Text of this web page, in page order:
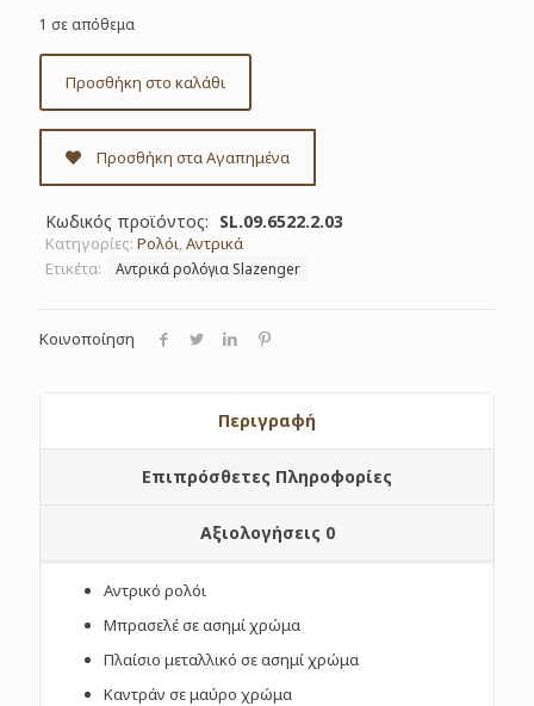
1 σε απόθεμα
Προσθήκη στο καλάθι
Προσθήκη στα Αγαπημένα
Κωδικός προϊόντος: SL.09.6522.2.03
Κατηγορίες: Ρολόι,Αντρικά
Ετικέτα:
Αντρικά ρολόγια Slazenger
Κοινοποίηση
Περιγραφή
Επιπρόσθετες Πληροφορίες
Αξιολογήσεις 0
Αντρικό ρολόι
Μπρασελέ σε ασημί χρώμα
Πλαίσιο μεταλλικό σε ασημί χρώμα
Καντράν σε μαύρο χρώμα